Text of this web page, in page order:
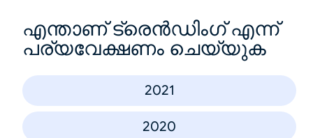
എന്താണ് ട്രെൻഡിംഗ് എന്ന്
പര്യവേക്ഷണം ചെയ്യുക
2021
2020